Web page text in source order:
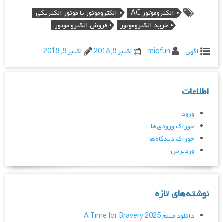
الکتروموتور AC
الکتروموتور یا موتور الکتریکی
خرید الکتروموتور
فروش الکترو موتور
اگهی miofun اکتبر 8, 2018 اکتبر 8, 2018
اطلاعات
ورود
خوراک ورودی‌ها
خوراک دیدگاه‌ها
وردپرس
نوشته‌های تازه
دانلود فیلم A Time for Bravery 2025